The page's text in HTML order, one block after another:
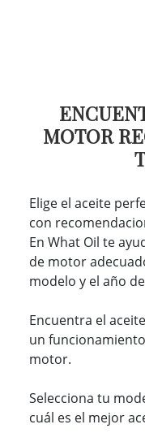
MOTOR
Elige el aceite
con
En What Oil te
de motor
modelo y el año
Encuentra el
un
motor.
Selecciona tu
cuál es el mejor